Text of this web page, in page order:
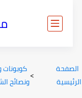
كوبونات
ونصائح